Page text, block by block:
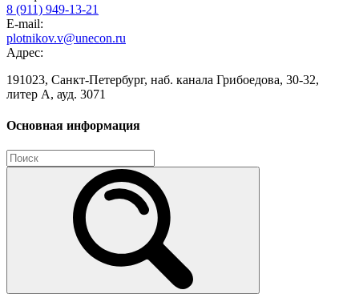
8 (911) 949-13-21
E-mail:
plotnikov.v@unecon.ru
Адрес:
191023, Санкт-Петербург, наб. канала Грибоедова, 30-32,
литер А, ауд. 3071
Основная информация